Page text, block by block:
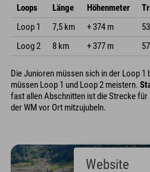
Loops Länge Höhenmeter
Loop 1
7,5 km + 374 m
Loog 2
8 km + 377 m
Die Junioren müssen sich in der Loop 1
müssen Loop 1 und Loop 2 meistern.
fast allen Abschnitten ist die Strecke
der WM vor Ort mitzujubeln.
Website